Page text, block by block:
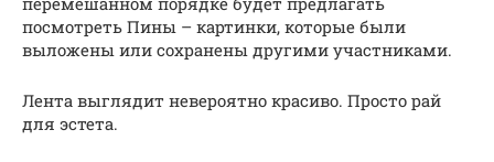
посмотреть Пины – картинки, которые были
выложены или сохранены другими участниками.
Лента выглядит невероятно красиво. Просто рай
для эстета.